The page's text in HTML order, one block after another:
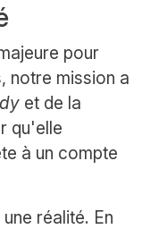
pour
notre mission a
et de la
qu'elle
à un compte
réalité. En